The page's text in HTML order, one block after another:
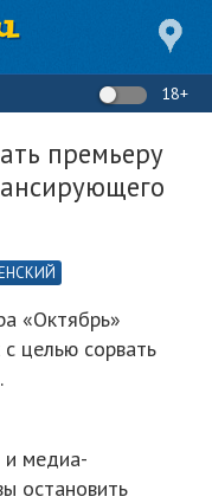
18+
премьеру
«Октябрь»
целью сорвать
и медиа-
остановить